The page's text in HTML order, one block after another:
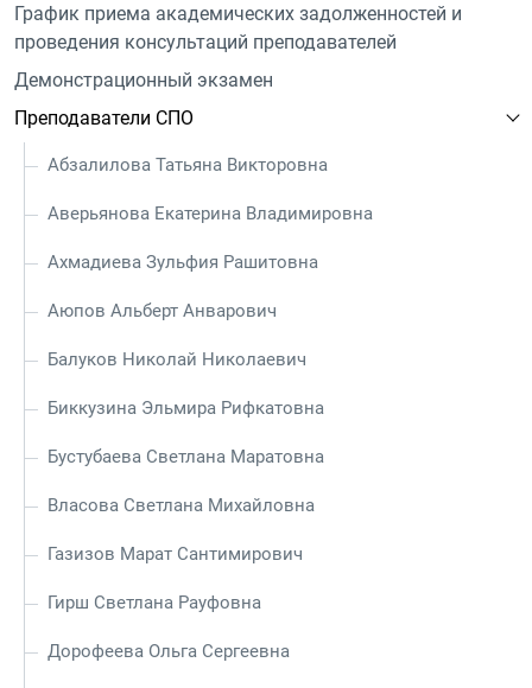
График приема академических задолженностей и
проведения консультаций преподавателей
Демонстрационный экзамен
Преподаватели СПО
Абзалилова Татьяна Викторовна
Аверьянова Екатерина Владимировна
Ахмадиева Зульфия Рашитовна
Аюпов Альберт Анварович
Балуков Николай Николаевич
Биккузина Эльмира Рифкатовна
Бустубаева Светлана Маратовна
Власова Светлана Михайловна
Газизов Марат Сантимирович
Гирш Светлана Рауфовна
Дорофеева Ольга Сергеевна